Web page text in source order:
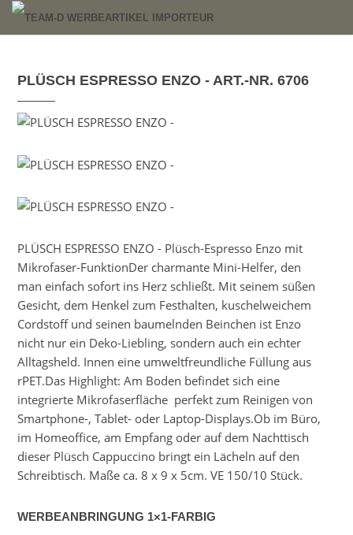
PLÜSCH ESPRESSO ENZO - ART.-NR. 6706
PLÜSCH ESPRESSO ENZO - Plüsch-Espresso Enzo mit
Mikrofaser-FunktionDer charmante Mini-Helfer, den
man einfach sofort ins Herz schließt. Mit seinem süßen
Gesicht, dem Henkel zum Festhalten, kuschelweichem
Cordstoff und seinen baumelnden Beinchen ist Enzo
nicht nur ein Deko-Liebling, sondern auch ein echter
Alltagsheld. Innen eine umweltfreundliche Füllung aus
rPET.Das Highlight: Am Boden befindet sich eine
integrierte Mikrofaserfläche  perfekt zum Reinigen von
Smartphone-, Tablet- oder Laptop-Displays.Ob im Büro,
im Homeoffice, am Empfang oder auf dem Nachttisch 
dieser Plüsch Cappuccino bringt ein Lächeln auf den
Schreibtisch. Maße ca. 8 x 9 x 5cm. VE 150/10 Stück.
WERBEANBRINGUNG 1×1-FARBIG